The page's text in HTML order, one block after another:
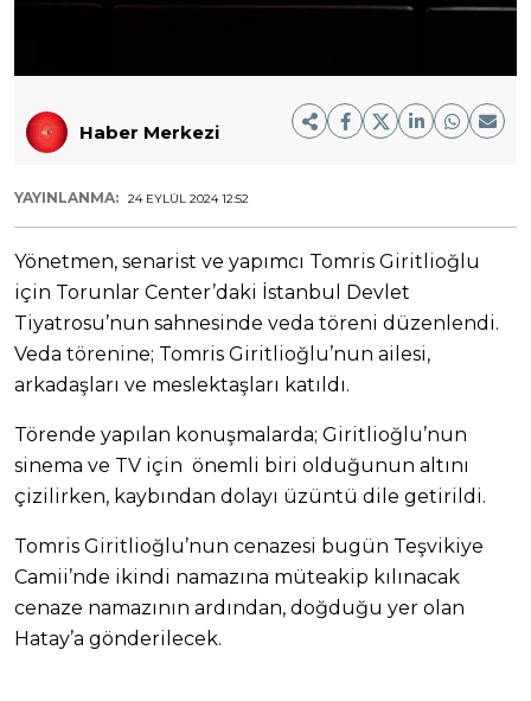
Haber Merkezi
YAYINLANMA: 24 EYLÜL 2024 12:52
Yönetmen, senarist ve yapımcı Tomris Giritlioğlu
için Torunlar Center’daki İstanbul Devlet
Tiyatrosu’nun sahnesinde veda töreni düzenlendi.
Veda törenine; Tomris Giritlioğlu’nun ailesi,
arkadaşları ve meslektaşları katıldı.
Törende yapılan konuşmalarda; Giritlioğlu’nun
sinema ve TV için önemli biri olduğunun altını
çizilirken, kaybından dolayı üzüntü dile getirildi.
Tomris Giritlioğlu’nun cenazesi bugün Teşvikiye
Camii’nde ikindi namazına müteakip kılınacak
cenaze namazının ardından, doğduğu yer olan
Hatay’a gönderilecek.